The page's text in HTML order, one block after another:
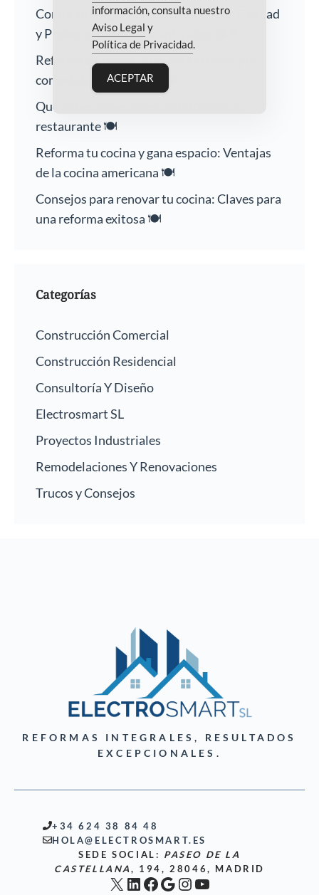
Confíe su Hogar a Nuestra Empresa: Calidad
y Profesionalismo Garantizados 🏠🔨
Reforma de baños: Aumenta el valor y la
comodidad de tu hogar 🛁
Qué debes saber antes de reformar un
restaurante 🍽️
Reforma tu cocina y gana espacio: Ventajas
de la cocina americana 🍽️
Consejos para renovar tu cocina: Claves para
una reforma exitosa 🍽️
Categorías
Construcción Comercial
Construcción Residencial
Consultoría Y Diseño
Electrosmart SL
Proyectos Industriales
Remodelaciones Y Renovaciones
Trucos y Consejos
REFORMAS INTEGRALES, RESULTADOS
EXCEPCIONALES.
+34 624 38 84 48
HOLA@ELECTROSMART.ES
SEDE SOCIAL: PASEO DE LA
CASTELLANA, 194, 28046, MADRID
X LinkedIn
Facebook
Google
Instagram
YouTube
información, consulta nuestro
Aviso Legal y
Política de Privacidad.
ACEPTAR